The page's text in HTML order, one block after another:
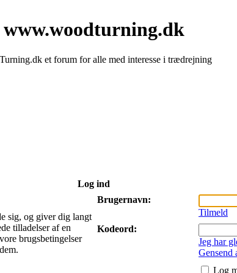
www.woodturning.dk
et forum for alle med interesse i trædrejning
Log ind
sig, og giver dig langt
tilladelser af en
brugsbetingelser
Brugernavn:
Tilmeld
Kodeord:
Jeg har
Gensend
Log